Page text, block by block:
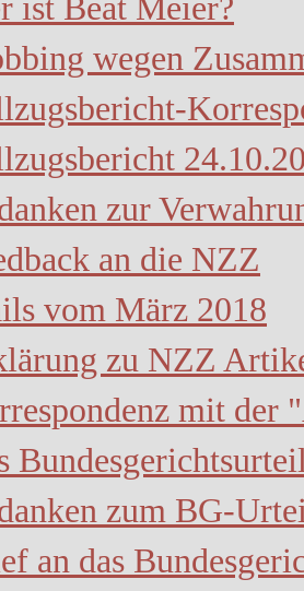
ist Beat Meier?
wegen
zur
an die NZZ
vom März 2018
zu NZZ
mit der
zum BG-
an das